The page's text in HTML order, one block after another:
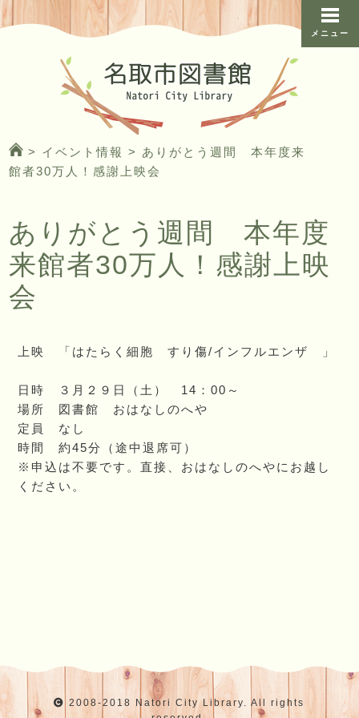
メニュー
> イベント情報 > ありがとう週間 本年度来
館者30万人！感謝上映会
ありがとう週間 本年度
来館者30万人！感謝上映
会
上映 「はたらく細胞 すり傷/インフルエンザ 」
日時 ３月２９日（土） 14：00～
場所 図書館 おはなしのへや
定員 なし
時間 約45分（途中退席可）
※申込は不要です。直接、おはなしのへやにお越し
ください。
2008-2018 Natori City Library. All rights